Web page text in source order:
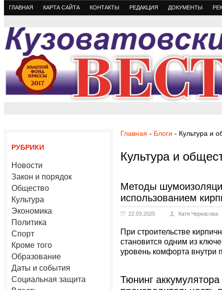
ГЛАВНАЯ КАРТА САЙТА КОНТАКТЫ РЕДАКЦИЯ ДОКУМЕНТЫ
РУБРИКИ
Новости
Закон и порядок
Общество
Культура
Экономика
Политика
Спорт
Кроме того
Образование
Даты и события
Социальная защита
Главная - Блоги - Культура и
Культура и
Методы
использованием
22.03.2025 Катя Черкасова
При строительстве
становится одним из
уровень комфорта внутри
Тюнинг аккумулятора